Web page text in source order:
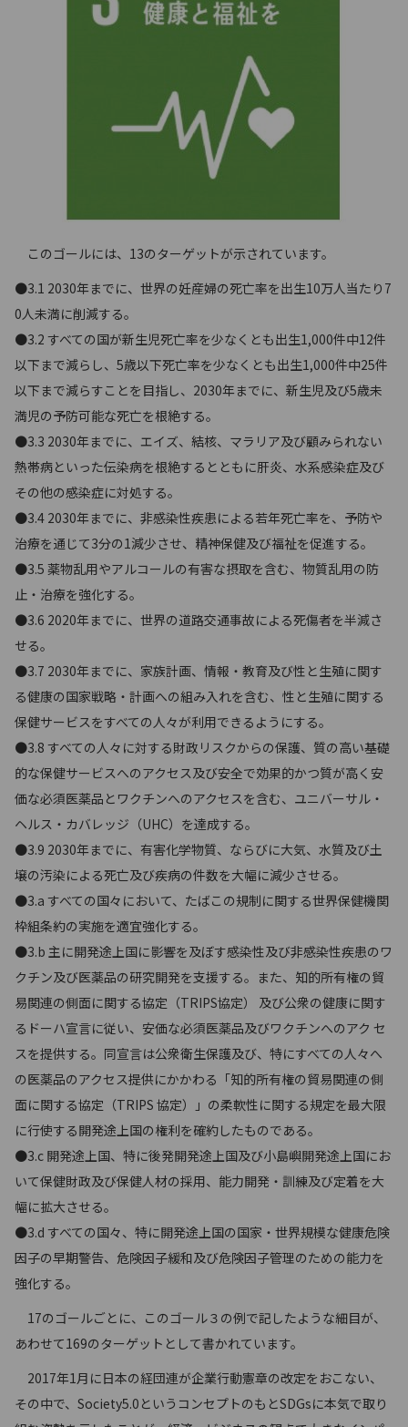
このゴールには、13のターゲットが示されています。
●3.1 2030年までに、世界の妊産婦の死亡率を出生10万人当たり7
0人未満に削減する。
●3.2 すべての国が新生児死亡率を少なくとも出生1,000件中12件
以下まで減らし、5歳以下死亡率を少なくとも出生1,000件中25件
以下まで減らすことを目指し、2030年までに、新生児及び5歳未
満児の予防可能な死亡を根絶する。
●3.3 2030年までに、エイズ、結核、マラリア及び顧みられない
熱帯病といった伝染病を根絶するとともに肝炎、水系感染症及び
その他の感染症に対処する。
●3.4 2030年までに、非感染性疾患による若年死亡率を、予防や
治療を通じて3分の1減少させ、精神保健及び福祉を促進する。
●3.5 薬物乱用やアルコールの有害な摂取を含む、物質乱用の防
止・治療を強化する。
●3.6 2020年までに、世界の道路交通事故による死傷者を半減さ
せる。
●3.7 2030年までに、家族計画、情報・教育及び性と生殖に関す
る健康の国家戦略・計画への組み入れを含む、性と生殖に関する
保健サービスをすべての人々が利用できるようにする。
●3.8 すべての人々に対する財政リスクからの保護、質の高い基礎
的な保健サービスへのアクセス及び安全で効果的かつ質が高く安
価な必須医薬品とワクチンへのアクセスを含む、ユニバーサル・
ヘルス・カバレッジ（UHC）を達成する。
●3.9 2030年までに、有害化学物質、ならびに大気、水質及び土
壌の汚染による死亡及び疾病の件数を大幅に減少させる。
●3.a すべての国々において、たばこの規制に関する世界保健機関
枠組条約の実施を適宜強化する。
●3.b 主に開発途上国に影響を及ぼす感染性及び非感染性疾患のワ
クチン及び医薬品の研究開発を支援する。また、知的所有権の貿
易関連の側面に関する協定（TRIPS協定） 及び公衆の健康に関す
るドーハ宣言に従い、安価な必須医薬品及びワクチンへのアク セ
スを提供する。同宣言は公衆衛生保護及び、特にすべての人々へ
の医薬品のアクセス提供にかかわる「知的所有権の貿易関連の側
面に関する協定（TRIPS 協定）」の柔軟性に関する規定を最大限
に行使する開発途上国の権利を確約したものである。
●3.c 開発途上国、特に後発開発途上国及び小島嶼開発途上国にお
いて保健財政及び保健人材の採用、能力開発・訓練及び定着を大
幅に拡大させる。
●3.d すべての国々、特に開発途上国の国家・世界規模な健康危険
因子の早期警告、危険因子緩和及び危険因子管理のための能力を
強化する。
17のゴールごとに、このゴール３の例で記したような細目が、
あわせて169のターゲットとして書かれています。
2017年1月に日本の経団連が企業行動憲章の改定をおこない、
その中で、Society5.0というコンセプトのもとSDGsに本気で取り